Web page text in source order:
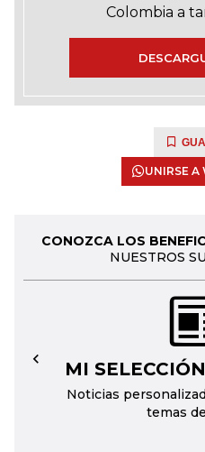
Colombia a
UNIRSE A
CONOZCA LOS
NUESTROS
MI
Noticias
temas
←